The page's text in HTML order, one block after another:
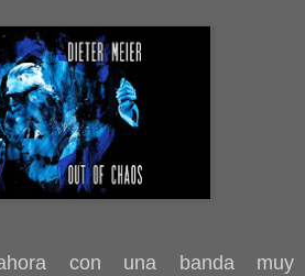
con una banda muy